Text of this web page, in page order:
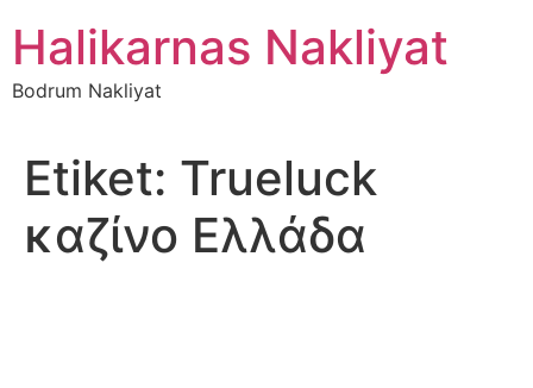
atlaHalikarnas Nakliyat
Bodrum Nakliyat
Etiket: Trueluck
καζίνο Ελλάδα